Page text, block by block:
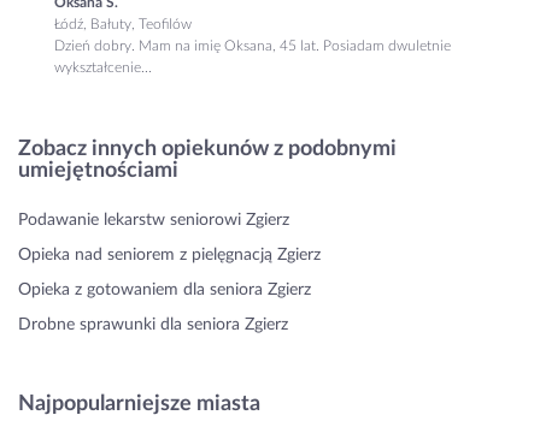
Łódź, Bałuty, Teofilów
Dzień dobry. Mam na imię Oksana, 45 lat. Posiadam dwuletnie
wykształcenie...
Zobacz innych opiekunów z podobnymi
umiejętnościami
Podawanie lekarstw seniorowi Zgierz
Opieka nad seniorem z pielęgnacją Zgierz
Opieka z gotowaniem dla seniora Zgierz
Drobne sprawunki dla seniora Zgierz
Najpopularniejsze miasta